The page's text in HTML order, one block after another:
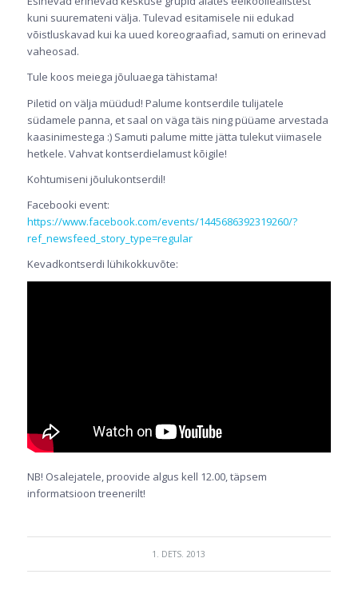
kuni suuremateni välja. Tulevad esitamisele nii edukad
võistluskavad kui ka uued koreograafiad, samuti on erinevad
vaheosad.
Tule koos meiega jõuluaega tähistama!
Piletid on välja müüdud! Palume kontserdile tulijatele
südamele panna, et saal on väga täis ning püüame arvestada
kaasinimestega :) Samuti palume mitte jätta tulekut viimasele
hetkele. Vahvat kontserdielamust kõigile!
Kohtumiseni jõulukontserdil!
Facebooki event:
https://www.facebook.com/events/1445686392319260/?
ref_newsfeed_story_type=regular
Kevadkontserdi lühikokkuvõte:
NB! Osalejatele, proovide algus kell 12.00, täpsem
informatsioon treenerilt!
1. DETS. 2013